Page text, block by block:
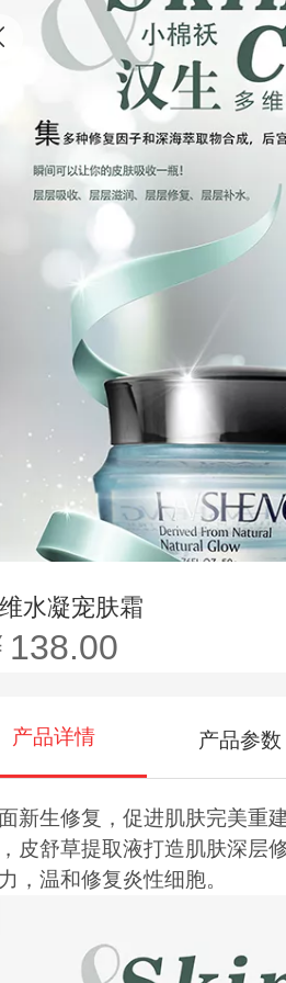
水凝宠肤霜
138.00
产品详情 产品参数
新生修复，促进肌肤完美重
皮舒草提取液打造肌肤深层
，温和修复炎性细胞。